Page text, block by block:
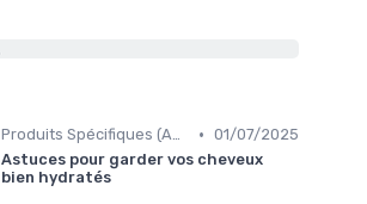
Produits Spécifiques (Anti-Frisottis, Hydratants) • 01/07/2025
Astuces pour garder vos cheveux
bien hydratés